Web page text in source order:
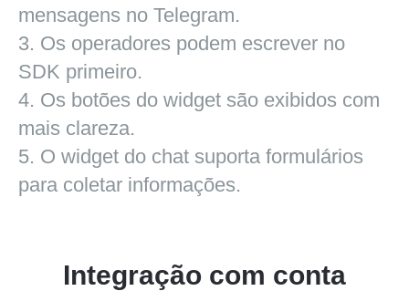
mensagens no Telegram.
3. Os operadores podem escrever no
SDK primeiro.
4. Os botões do widget são exibidos com
mais clareza.
5. O widget do chat suporta formulários
para coletar informações.
Integração com conta